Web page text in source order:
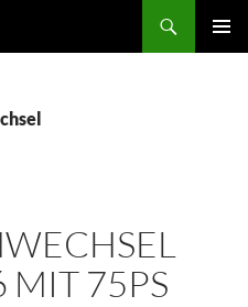
MIT 75PS